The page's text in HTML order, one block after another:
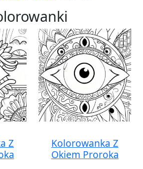
Z
Kolorowanka Z
Okiem Proroka